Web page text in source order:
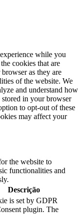
while you
cookies that are
as they are
of the website. We
and understand how
in your browser
to opt-out of these
may affect your
the website to
functionalities and
Descrição
is set by GDPR
plugin. The